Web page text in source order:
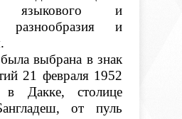
языкового и
разнообразия и
выбрана в знак
21 февраля 1952
в Дакке, столице
от пуль